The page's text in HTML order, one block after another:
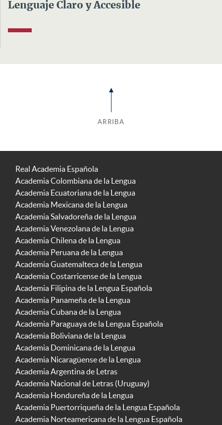
Lenguaje Claro y Accesible
ARRIBA
Real Academia Española
Academia Colombiana de la Lengua
Academia Ecuatoriana de la Lengua
Academia Mexicana de la Lengua
Academia Salvadoreña de la Lengua
Academia Venezolana de la Lengua
Academia Chilena de la Lengua
Academia Peruana de la Lengua
Academia Guatemalteca de la Lengua
Academia Costarricense de la Lengua
Academia Filipina de la Lengua Española
Academia Panameña de la Lengua
Academia Cubana de la Lengua
Academia Paraguaya de la Lengua Española
Academia Boliviana de la Lengua
Academia Dominicana de la Lengua
Academia Nicaragüense de la Lengua
Academia Argentina de Letras
Academia Nacional de Letras (Uruguay)
Academia Hondureña de la Lengua
Academia Puertorriqueña de la Lengua Española
Academia Norteamericana de la Lengua Española